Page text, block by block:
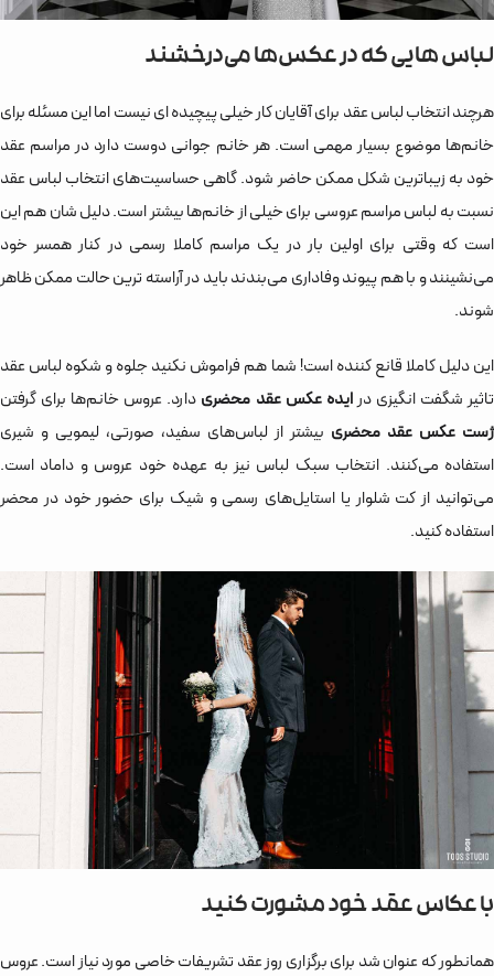
لباس هایی که در عکس‌‌ها می‌درخشند
هرچند انتخاب لباس عقد برای آقایان کار خیلی پیچیده ای نیست اما این مسئله برای
خانم‌‌ها موضوع بسیار مهمی است. هر خانم جوانی دوست دارد در مراسم عقد
خود به زیباترین شکل ممکن حاضر شود. گاهی حساسیت‌های انتخاب لباس عقد
نسبت به لباس مراسم عروسی برای خیلی از خانم‌‌ها بیشتر است. دلیل شان هم این
است که وقتی برای اولین بار در یک مراسم کاملا رسمی در کنار همسر خود
می‌نشینند و با هم پیوند وفاداری می‌بندند باید در آراسته ترین حالت ممکن ظاهر
شوند.
این دلیل کاملا قانع کننده است! شما هم فراموش نکنید جلوه و شکوه لباس عقد
تاثیر شگفت انگیزی درایده عکس عقد محضری دارد. عروس خانم‌‌ها برای گرفتن
ژست عکس عقد محضری بیشتر از لباس‌های سفید، صورتی، لیمویی و شیری
استفاده می‌کنند. انتخاب سبک لباس نیز به عهده خود عروس و داماد است.
می‌توانید از کت شلوار یا استایل‌های رسمی و شیک برای حضور خود در محضر
استفاده کنید.
با عکاس عقد خود مشورت کنید
همانطور که عنوان شد برای برگزاری روز عقد تشریفات خاصی مورد نیاز است. عروس